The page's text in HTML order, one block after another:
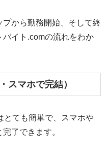
から勤務開始、そして終
イト.comの流れをわか
スマホで完結）
とても簡単で、スマホや
了できます。